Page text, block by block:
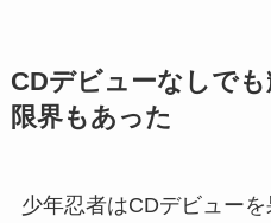
CDデビューなしで
限界もあった
少年忍者はCDデビュー